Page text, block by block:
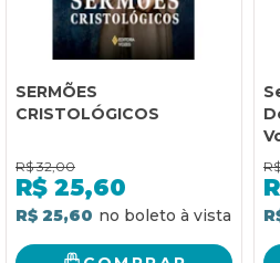
SERMÕES
CRISTOLÓGICOS
R$ 32,00
R$ 25,60
R$ 25,60
R$